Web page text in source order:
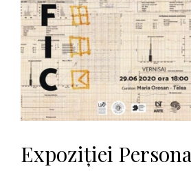
Expoziției